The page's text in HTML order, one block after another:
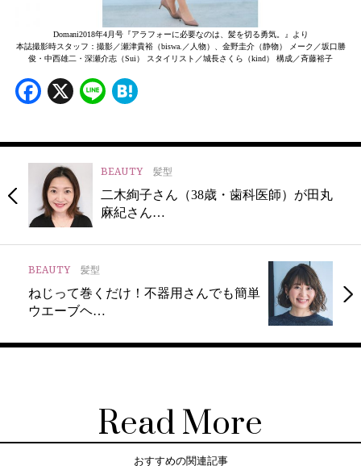
Domani2018年4月号『アラフォーに必要なのは、髪を切る勇気。』より
本誌撮影時スタッフ：撮影／瀬津貴裕（biswa.／人物）、金野圭介（静物） メーク／坂口勝
俊・中西雄二・深瀬介志（Sui） スタイリスト／城長さくら（kind） 構成／斉藤裕子
Facebook
X Line
BEAUTY 髪型
二木絢子さん（38歳・歯科医師）が田丸
麻紀さん…
BEAUTY 髪型
ねじって巻くだけ！不器用さんでも簡単
ウエーブヘ…
Read More
おすすめの関連記事